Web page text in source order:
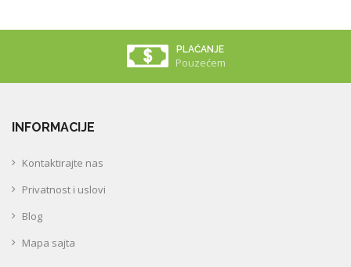
PLAĆANJE
Pouzećem
INFORMACIJE
Kontaktirajte nas
Privatnost i uslovi
Blog
Mapa sajta